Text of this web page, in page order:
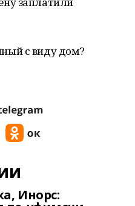
с виду дом?
Инорс: